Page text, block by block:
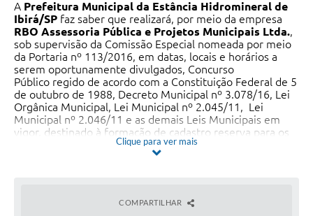
A Prefeitura Municipal da Estância Hidromineral de
Ibirá/SP faz saber que realizará, por meio da empresa
RBO Assessoria Pública e Projetos Municipais Ltda.,
sob supervisão da Comissão Especial nomeada por meio
da Portaria nº 113/2016, em datas, locais e horários a
serem oportunamente divulgados, Concurso
Público regido de acordo com a Constituição Federal de 5
de outubro de 1988, Decreto Municipal nº 3.078/16, Lei
Orgânica Municipal, Lei Municipal nº 2.045/11, Lei
Municipal nº 2.046/11 e as demais Leis Municipais em
vigor, destinado à formação de cadastro reserva para os
cargos descritos na Tabela I, especificada no Capítulo 1 do
Concurso Público deste edital.
integrante deste Edital.
Clique para ver mais
COMPARTILHAR